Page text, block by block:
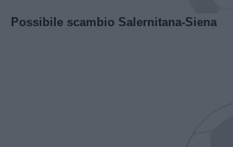
Possibile scambio Salernitana-Siena